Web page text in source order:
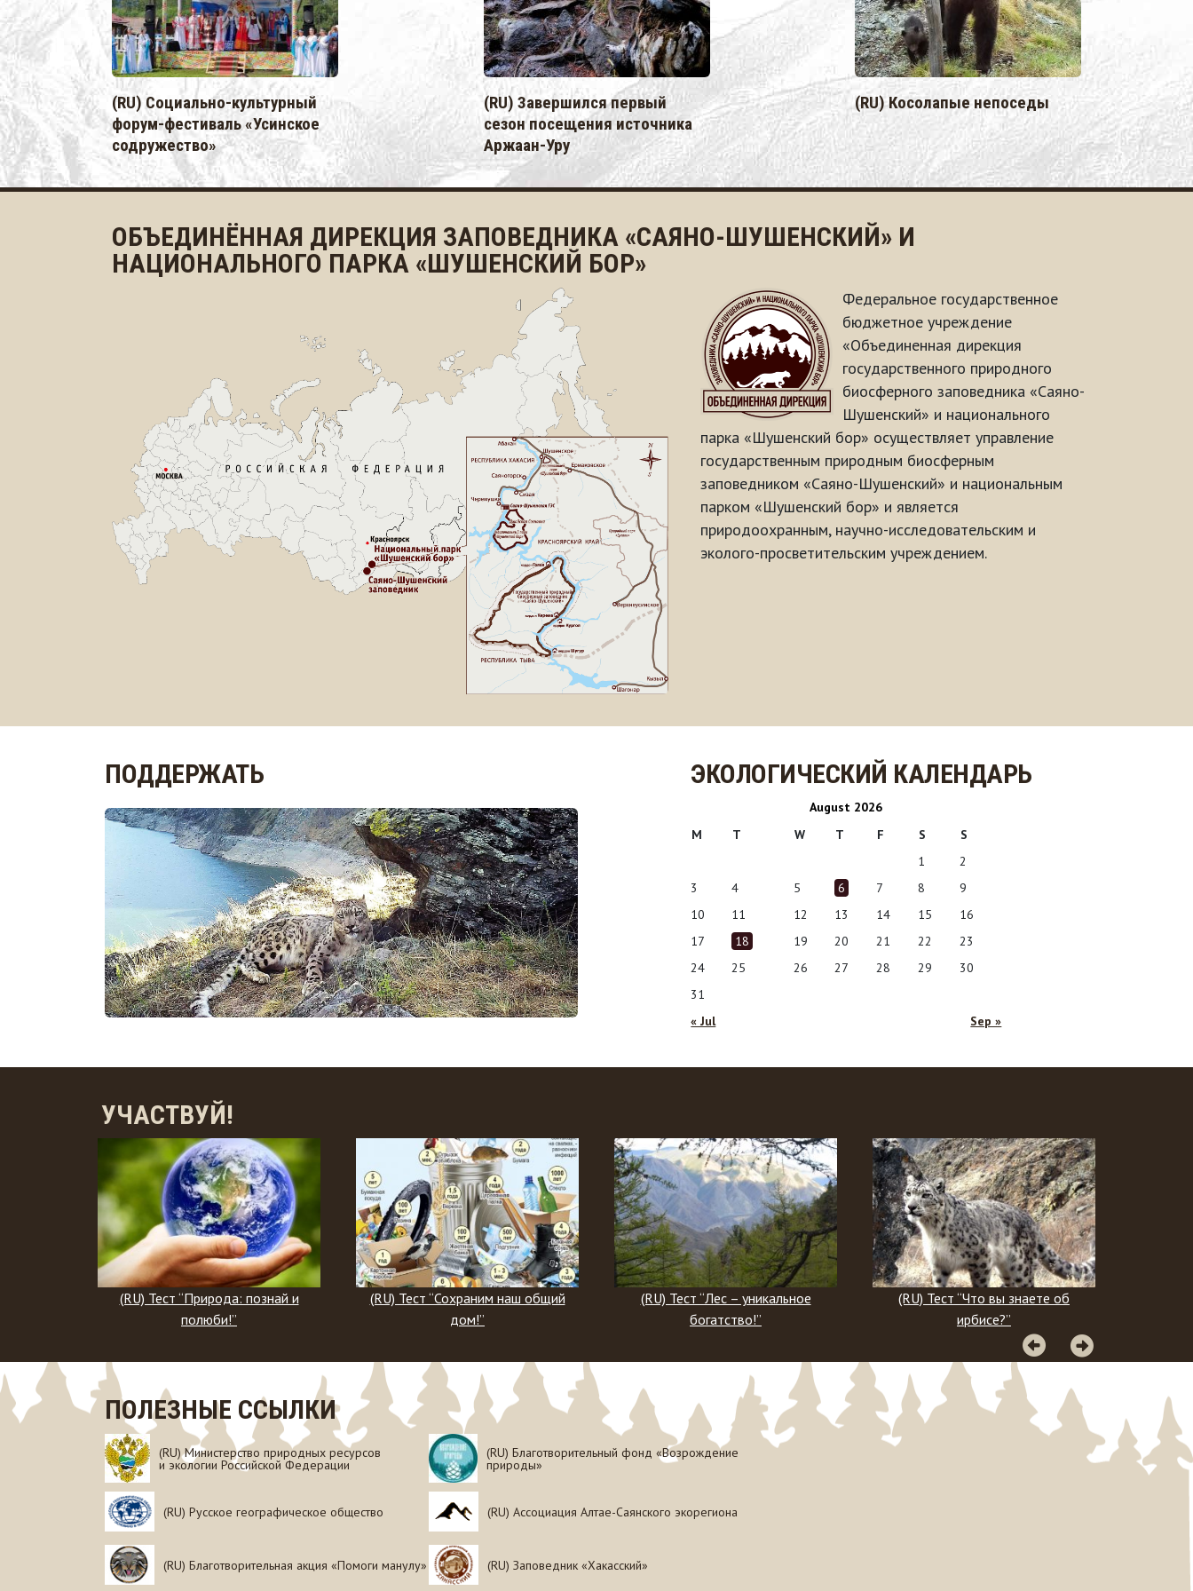
(RU) Социально-культурный
форум-фестиваль «Усинское
содружество»
(RU) Завершился первый
сезон посещения источника
Аржаан-Уру
(RU) Косолапые непоседы
ОБЪЕДИНЁННАЯ ДИРЕКЦИЯ ЗАПОВЕДНИКА «САЯНО-ШУШЕНСКИЙ» И
НАЦИОНАЛЬНОГО ПАРКА «ШУШЕНСКИЙ БОР»
Федеральное государственное
бюджетное учреждение
«Объединенная дирекция
государственного природного
биосферного заповедника «Саяно-
Шушенский» и национального
парка «Шушенский бор» осуществляет управление
государственным природным биосферным
заповедником «Саяно-Шушенский» и национальным
парком «Шушенский бор» и является
природоохранным, научно-исследовательским и
эколого-просветительским учреждением.
ПОДДЕРЖАТЬ ЭКОЛОГИЧЕСКИЙ КАЛЕНДАРЬ
August 2026
M
T W T F S S
« Jul Sep »
1
2
3
4 5 6 7 8
9
10
11 12 13 14 15
16
17
18 19 20 21 22
23
24
25 26 27 28 29
30
31
УЧАСТВУЙ!
(RU) Тест “Сохраним наш общий
дом!”
(RU) Тест “Лес – уникальное
богатство!”
(RU) Тест “Что вы знаете об
ирбисе?”
(RU) Географический тест
ПОЛЕЗНЫЕ ССЫЛКИ
(RU) Министерство природных ресурсов
и экологии Российской Федерации
(RU) Благотворительный фонд «Возрождение
природы»
(RU) Русское географическое общество (RU) Ассоциация Алтае-Саянского экорегиона
(RU) Благотворительная акция «Помоги манулу» (RU) Заповедник «Хакасский»